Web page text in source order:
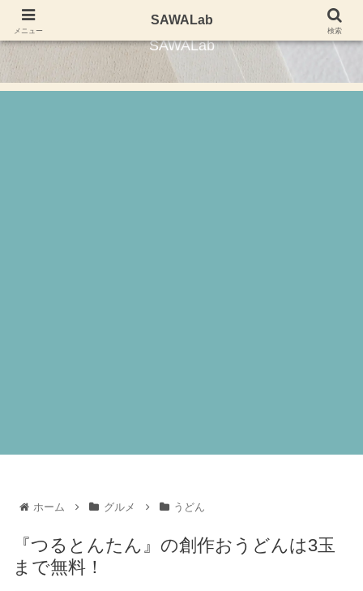
SAWALab
ホーム グルメ うどん
『つるとんたん』の創作おうどんは3玉
まで無料！
メニュー
SAWALab
検索